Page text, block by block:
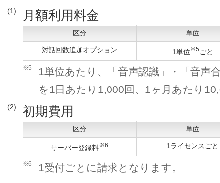
(1) 月額利用料金
区分 単位
対話回数追加オプション 1単位※5 ごと
※5
1単位あたり、「音声認識」・「音声
を1日あたり1,000回、1ヶ月あたり
(2) 初期費用
区分 単位
サーバー登録料※6 1ライセンスごと
※6 1受付ごとに請求となります。